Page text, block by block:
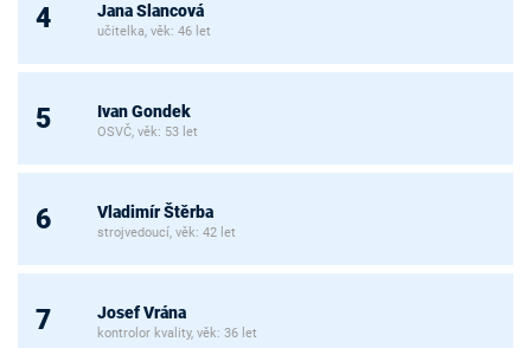
4 Jana Slancová
učitelka, věk: 46 let
5 Ivan Gondek
OSVČ, věk: 53 let
6 Vladimír Štěrba
strojvedoucí, věk: 42 let
7 Josef Vrána
kontrolor kvality, věk: 36 let